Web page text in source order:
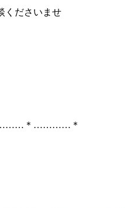
くださいませ
＊…………＊